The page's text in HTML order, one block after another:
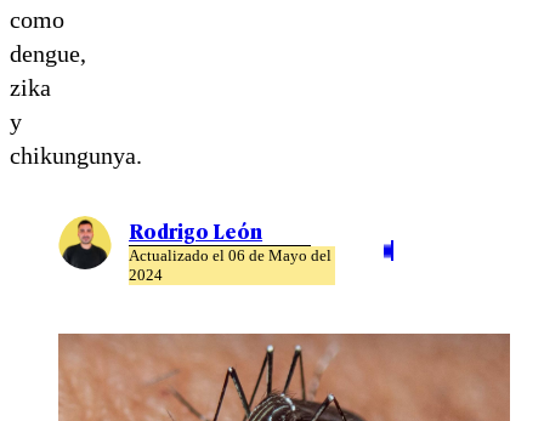
como
dengue,
zika
y
chikungunya.
Rodrigo León
Actualizado el 06 de Mayo del
2024